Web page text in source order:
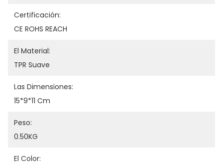
Certificación:
CE ROHS REACH
El Material:
TPR Suave
Las Dimensiones:
15*9*11 Cm
Peso:
0.50KG
El Color: